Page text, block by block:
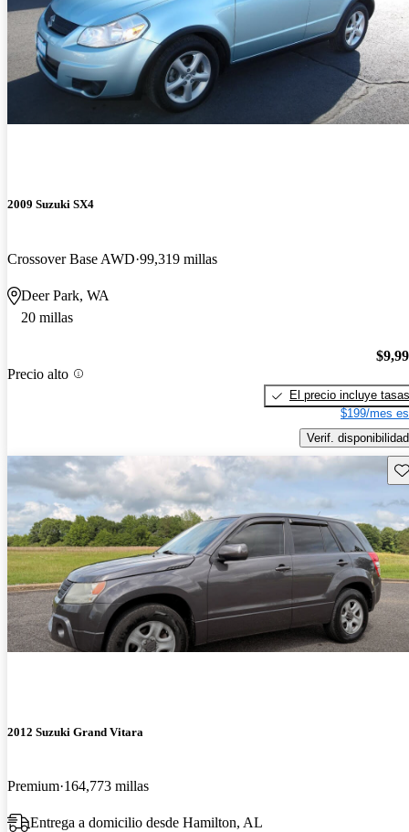
2009 Suzuki SX4
Crossover Base AWD 99,319 millas
Deer Park, WA
20 millas
Precio alto
El precio incluye tasas
$199/mes
Verif. disponibilidad
2012 Suzuki Grand Vitara
Premium 164,773 millas
Entrega a domicilio desde Hamilton, AL